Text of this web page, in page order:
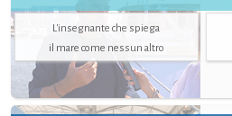
L'insegnante che spiega
il mare come nessun altro